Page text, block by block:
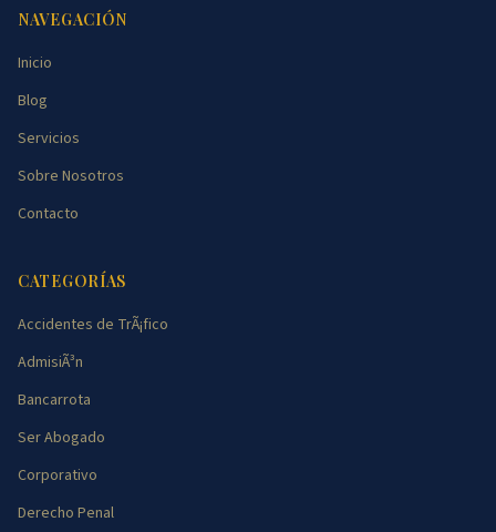
NAVEGACIÓN
Inicio
Blog
Servicios
Sobre Nosotros
Contacto
CATEGORÍAS
Accidentes de TrÃ¡fico
AdmisiÃ³n
Bancarrota
Ser Abogado
Corporativo
Derecho Penal